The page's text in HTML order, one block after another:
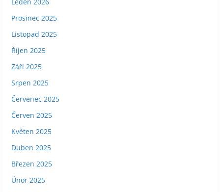
Prosinec 2025
Listopad 2025
Říjen 2025
Září 2025
Srpen 2025
Červenec 2025
Červen 2025
Květen 2025
Duben 2025
Březen 2025
Únor 2025